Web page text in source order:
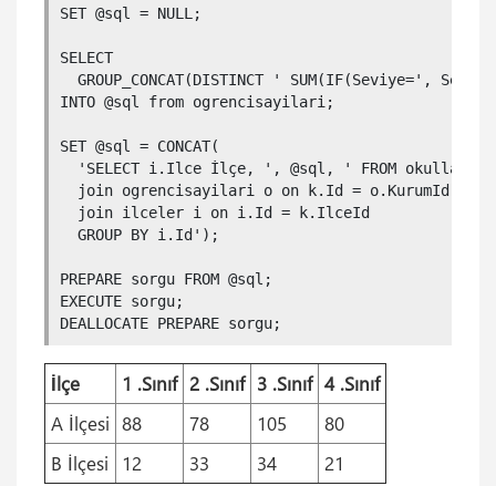
    (12, 2, 1, 7, 5),
    (14, 2, 2, 9, 7),
    (15, 2, 3, 6, 11),
    (16, 2, 3, 5, 12),
    (18, 2, 4, 3, 7),
    (19, 3, 1, 38, 2),
    (20, 3, 2, 0, 32),
    (21, 3, 3, 36, 0),
    (22, 3, 4, 0, 30);
SET @sql = NULL;
SELECT
GROUP_CONCAT(DISTINCT '
INTO @sql from ogrencisayilari;
SET @sql = CONCAT(
'SELECT i.Ilce İlçe, ', @sql, ' FROM okullar k
  join ogrencisayilari o on k.Id = o.KurumId
  join ilceler i on i.Id = k.IlceId
  GROUP BY i.Id');
PREPARE sorgu FROM @sql;
EXECUTE sorgu;
DEALLOCATE PREPARE sorgu;
İlçe 1 .Sınıf 2 .Sınıf 3 .Sınıf 4 .Sınıf
A İlçesi 88 78 105
80
B İlçesi
12 33 34 21